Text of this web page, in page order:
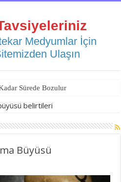
Medyumlar İçin
Ulaşın
Sürede Bozulur
belirtileri
Büyüsü